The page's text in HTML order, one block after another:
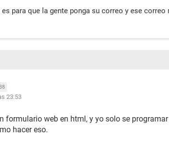
para que la gente ponga su correo y ese correo
23:53
formulario web en html, y yo solo se
hacer eso.